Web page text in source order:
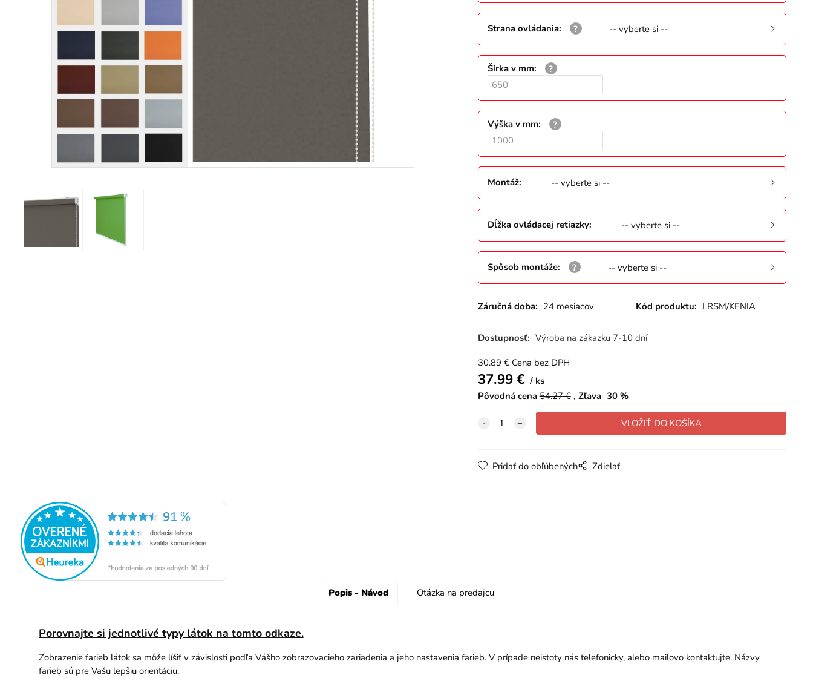
Strana ovládania: -- vyberte si --
Šírka v mm:
Výška v mm:
Montáž: -- vyberte si --
Dĺžka ovládacej retiazky: -- vyberte si --
Spôsob montáže: -- vyberte si --
Záručná doba: 24 mesiacov Kód produktu: LRSM/KENIA
Dostupnosť: Výroba na zákazku 7-10 dní
30.89 € Cena bez DPH
37.99€
ks
Pôvodná cena 54.27€ Zľava 30%
Pridať do obľúbených Zdielať
Popis - Návod Otázka na predajcu
Porovnajte si jednotlivé typy látok na tomto odkaze.
Zobrazenie farieb látok sa môže líšiť v závislosti podľa Vášho zobrazovacieho zariadenia a jeho nastavenia farieb. V prípade neistoty nás telefonicky, alebo mailovo kontaktujte. Názvy
farieb sú pre Vašu lepšiu orientáciu.